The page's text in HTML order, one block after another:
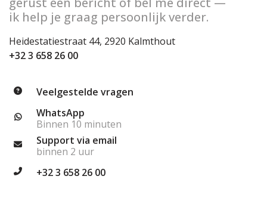
ik help je graag persoonlijk verder.
Heidestatiestraat 44, 2920 Kalmthout
+32 3 658 26 00
Veelgestelde vragen
WhatsApp
Binnen 10 minuten
Support via email
binnen 2 uur
+32 3 658 26 00